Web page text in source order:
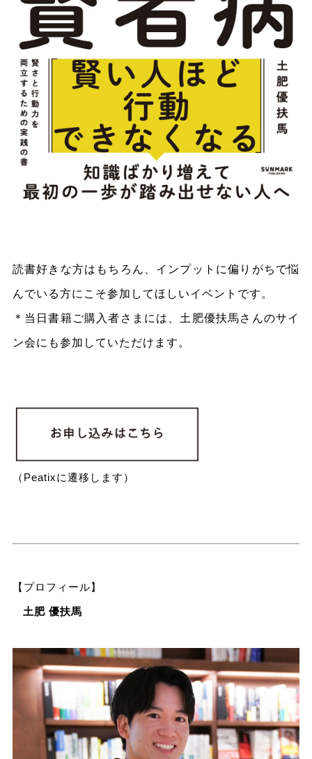
読書好きな方はもちろん、インプットに偏りがちで悩
んでいる方にこそ参加してほしいイベントです。
＊当日書籍ご購入者さまには、土肥優扶馬さんのサイ
ン会にも参加していただけます。
（Peatixに遷移します）
【プロフィール】
土肥 優扶馬